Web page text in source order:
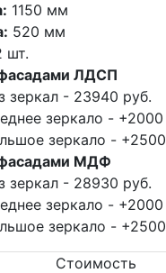
1150 мм
520 мм
шт.
ЛДСП
зеркал - 23940 руб.
зеркало - +2000
зеркало - +2500
МДФ
зеркал - 28930 руб.
зеркало - +2000
зеркало - +2500
Стоимость